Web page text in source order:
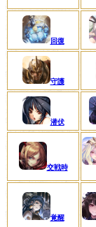
回復
守護
潜伏
交戦時
覚醒